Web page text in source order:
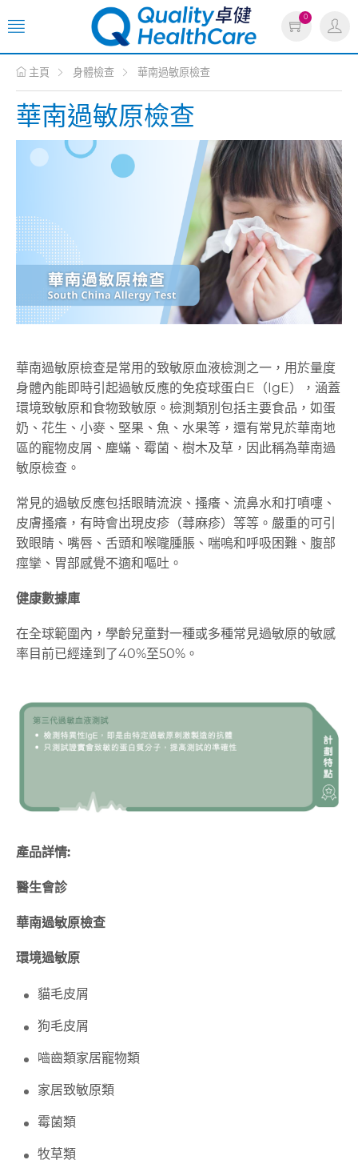
0
主頁 身體檢查 華南過敏原檢查
華南過敏原檢查
華南過敏原檢查是常用的致敏原血液檢測之一，用於量度
身體內能即時引起過敏反應的免疫球蛋白E（IgE），涵蓋
環境致敏原和食物致敏原。檢測類別包括主要食品，如蛋
奶、花生、小麥、堅果、魚、水果等，還有常見於華南地
區的寵物皮屑、塵蟎、霉菌、樹木及草，因此稱為華南過
敏原檢查。
常見的過敏反應包括眼睛流淚、搔癢、流鼻水和打噴嚏、
皮膚搔癢，有時會出現皮疹（蕁麻疹）等等。嚴重的可引
致眼睛、嘴唇、舌頭和喉嚨腫脹、喘嗚和呼吸困難、腹部
痙攣、胃部感覺不適和嘔吐。
健康數據庫
在全球範圍內，學齡兒童對一種或多種常見過敏原的敏感
率目前已經達到了40%至50%。
產品詳情:
醫生會診
華南過敏原檢查
環境過敏原
貓毛皮屑
狗毛皮屑
嚙齒類家居寵物類
家居致敏原類
霉菌類
牧草類